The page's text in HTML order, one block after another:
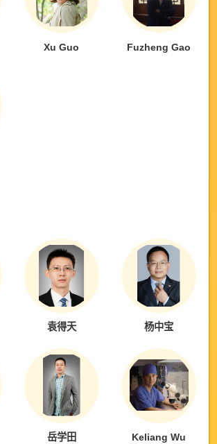
Xu Guo Fuzheng Gao
袁得天 杨中宝
岳学田 Keliang Wu